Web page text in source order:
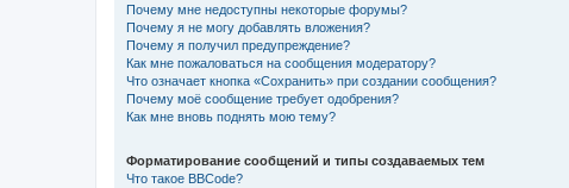
Почему мне недоступны некоторые форумы?
Почему я не могу добавлять вложения?
Почему я получил предупреждение?
Как мне пожаловаться на сообщения модератору?
Что означает кнопка «Сохранить» при создании сообщения?
Почему моё сообщение требует одобрения?
Как мне вновь поднять мою тему?
Форматирование сообщений и типы создаваемых тем
Что такое BBCode?